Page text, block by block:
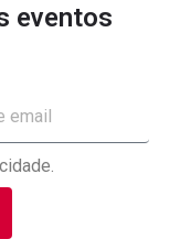
eventos